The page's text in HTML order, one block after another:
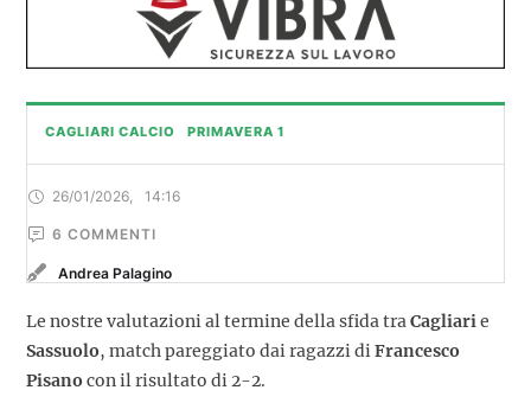
CAGLIARI CALCIO PRIMAVERA 1
26/01/2026, 14:16
6 COMMENTI
Andrea Palagino
Le nostre valutazioni al termine della sfida traCagliarie
Sassuolo, match pareggiato dai ragazzi diFrancesco
Pisano con il risultato di 2-2.